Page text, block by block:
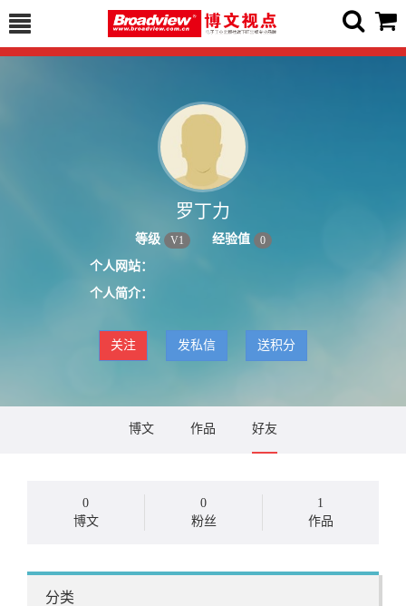
罗丁力
等级 V1 经验值 0
个人网站：
个人简介：
关注 发私信 送积分
博文 作品 好友
0
博文
0
粉丝
1
作品
分类